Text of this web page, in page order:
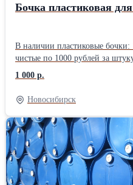
Бочка пластиковая
В наличии пластиковые бочки:
чистые по 1000 рублей за
хомуте, из под типографской
227 литров с двумя пробками
штуку. 227 литров
по 1500 рублей за штуку. Наш адрес: г. Новосибирск, ул.
Автомобилистов проезд, 2/4
пятницу с 9 до 18 часов, без
воскресение.
1 000 р.
Новосибирск